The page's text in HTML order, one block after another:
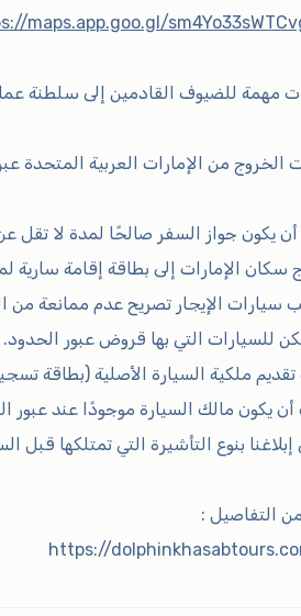
maps.app.goo.gl/
مهمة للضيوف القادمين إلى سلطنة
الخروج من الإمارات العربية المتحدة عبر
التفاصيل :
https://